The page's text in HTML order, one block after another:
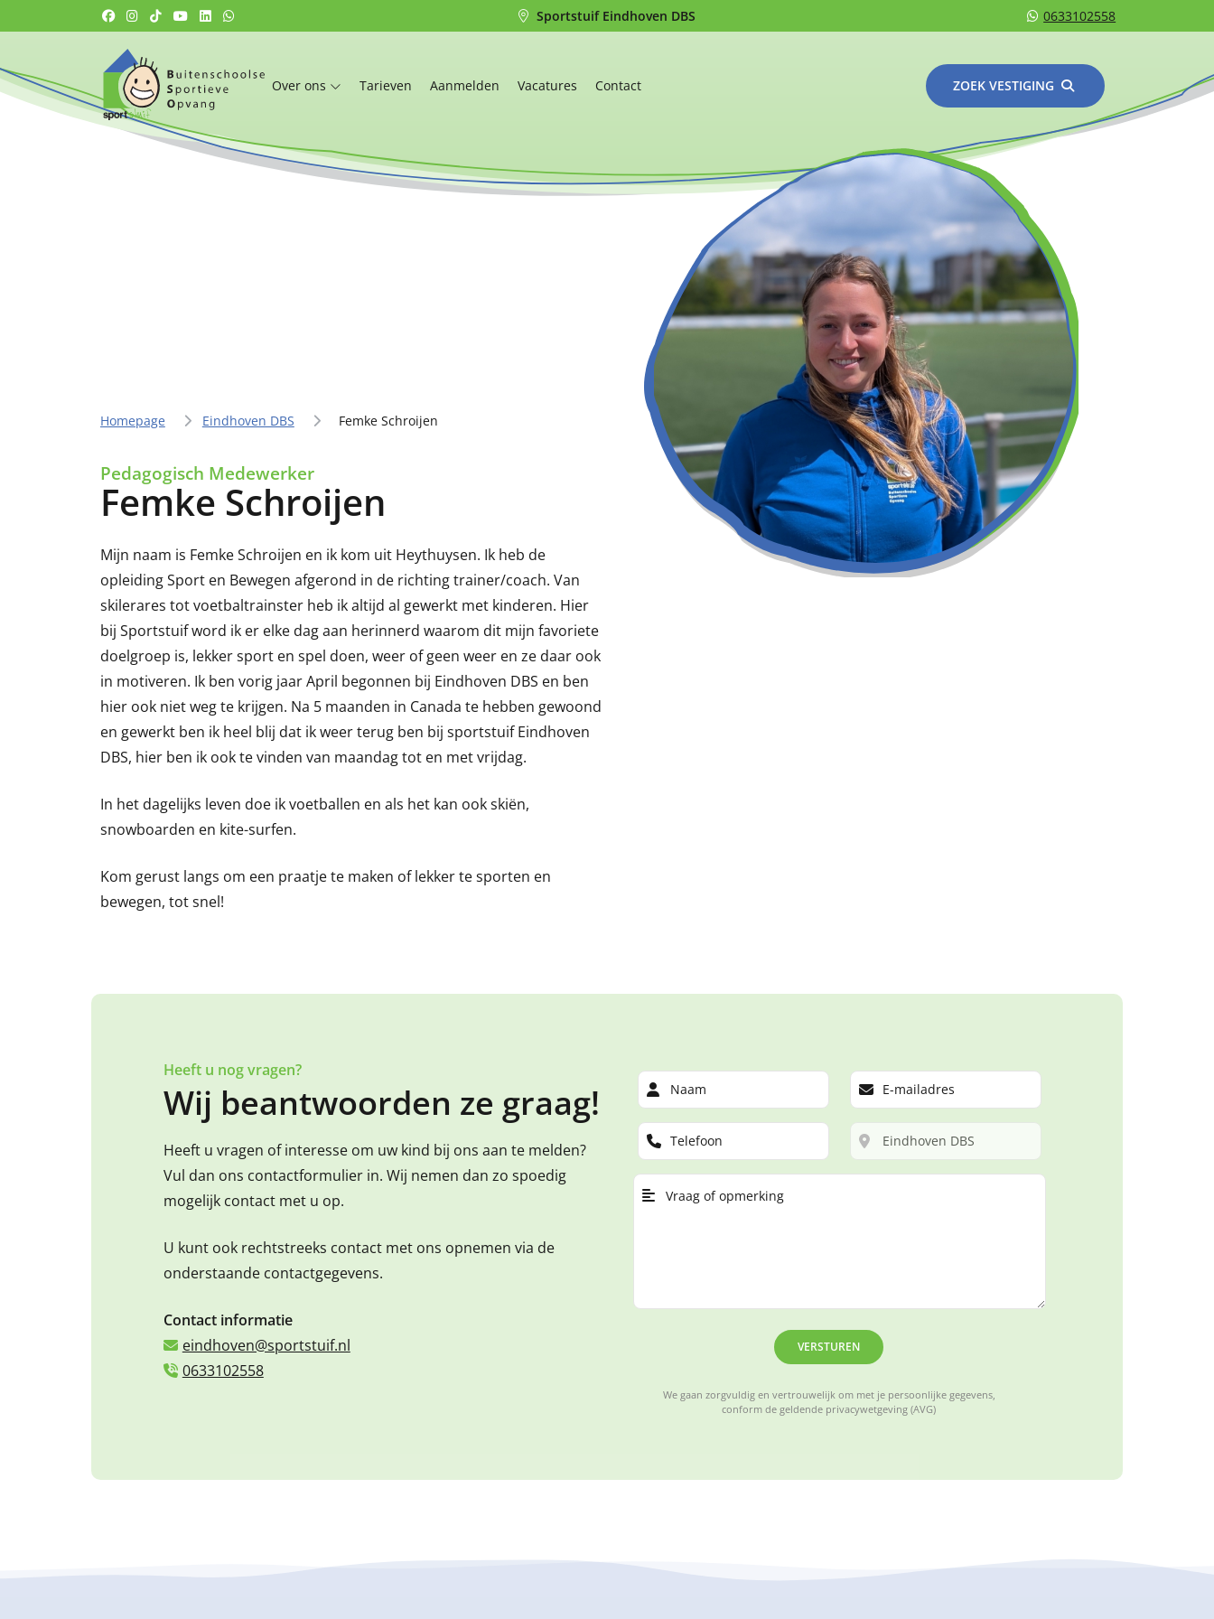
Sportstuif Eindhoven DBS 0633102558
Over ons Tarieven Aanmelden Vacatures Contact ZOEK VESTIGING
Homepage Eindhoven DBS Femke Schroijen
Pedagogisch Medewerker
Femke Schroijen
Mijn naam is Femke Schroijen en ik kom uit Heythuysen. Ik heb de
opleiding Sport en Bewegen afgerond in de richting trainer/coach. Van
skilerares tot voetbaltrainster heb ik altijd al gewerkt met kinderen. Hier
bij Sportstuif word ik er elke dag aan herinnerd waarom dit mijn favoriete
doelgroep is, lekker sport en spel doen, weer of geen weer en ze daar ook
in motiveren. Ik ben vorig jaar April begonnen bij Eindhoven DBS en ben
hier ook niet weg te krijgen. Na 5 maanden in Canada te hebben gewoond
en gewerkt ben ik heel blij dat ik weer terug ben bij sportstuif Eindhoven
DBS, hier ben ik ook te vinden van maandag tot en met vrijdag.
In het dagelijks leven doe ik voetballen en als het kan ook skiën,
snowboarden en kite-surfen.
Kom gerust langs om een praatje te maken of lekker te sporten en
bewegen, tot snel!
Heeft u nog vragen?
Wij beantwoorden ze graag!
Heeft u vragen of interesse om uw kind bij ons aan te melden?
Vul dan ons contactformulier in. Wij nemen dan zo spoedig
mogelijk contact met u op.
U kunt ook rechtstreeks contact met ons opnemen via de
onderstaande contactgegevens.
Contact informatie
eindhoven@sportstuif.nl
0633102558
VERSTUREN
We gaan zorgvuldig en vertrouwelijk om met je persoonlijke gegevens,
conform de geldende privacywetgeving (AVG)